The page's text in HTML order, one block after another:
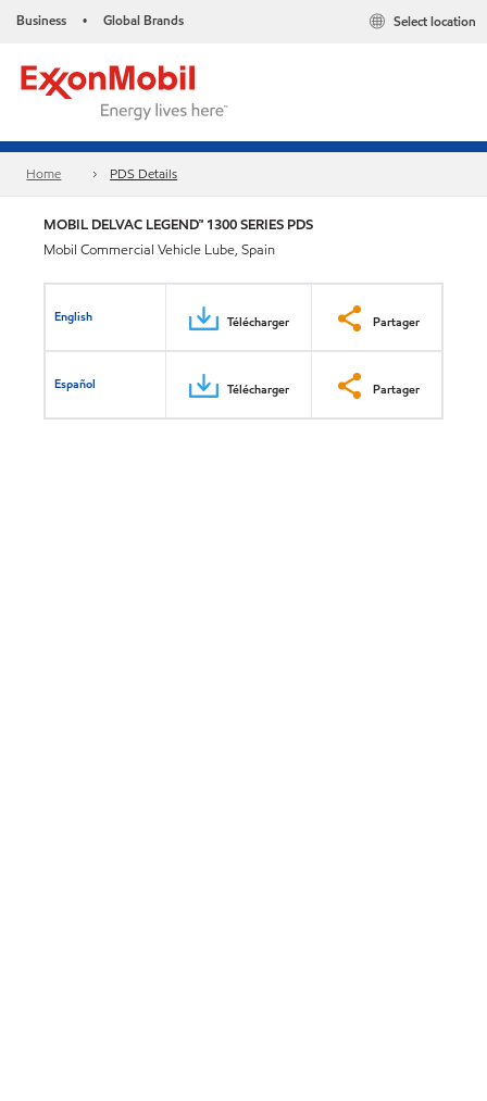
Business • Global Brands Select location
Home PDS Details
MOBIL DELVAC LEGEND™ 1300 SERIES PDS
Mobil Commercial Vehicle Lube, Spain
English Télécharger Partager
Español Télécharger Partager